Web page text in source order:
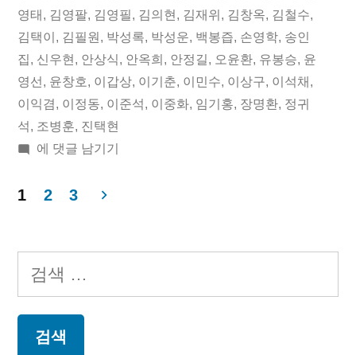
일
오
늘
의
독
운
됨:
그:
영태 , 김영팔, 김영필, 김의현 , 김재위 , 김창옥, 김철수,
김택이 , 김필원 , 박성록, 박성운, 백봉즙, 손영학, 송인
집, 신우현 , 안상식, 안옥희 , 안정길, 오윤환, 유봉승, 윤
영선 , 윤창호, 이갑상, 이기춘, 이민수, 이상구, 이석채 ,
이익겸, 이정동, 이준석, 이중화, 임기홍, 장명환, 정귀
석, 조병훈, 진택현
2019
03
오
독
에 댓글 남기기
이
1 2 3
검
색: